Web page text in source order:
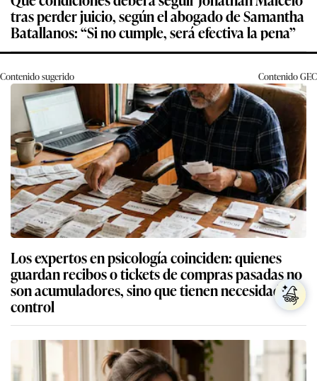
tras perder juicio, según el abogado de Samantha
Batallanos: “Si no cumple, será efectiva la pena”
Contenido sugerido ContenidoGEC
Los expertos en psicología coinciden: quienes
guardan recibos o tickets de compras pasadas no
son acumuladores, sino que tienen necesidad de
control